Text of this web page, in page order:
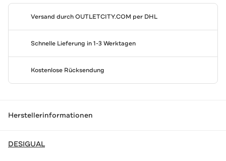
Versand durchOUTLETCITY.COM per DHL
Schnelle Lieferung in 1-3 Werktagen
Kostenlose Rücksendung
Herstellerinformationen
DESIGUAL